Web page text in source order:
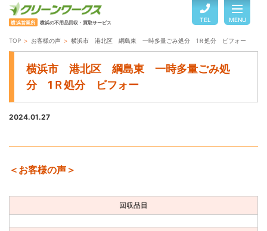
横浜営業所 横浜の不用品回収・買取サービス TEL MENU
TOP
よくある質問
TOP お客様の声 横浜市 港北区 綱島東 一時多量ごみ処分 1Ｒ処分 ビフォー
横浜市 港北区 綱島東 一時多量ごみ処
分 1Ｒ処分 ビフォー
2024.01.27
＜お客様の声＞
回収品目